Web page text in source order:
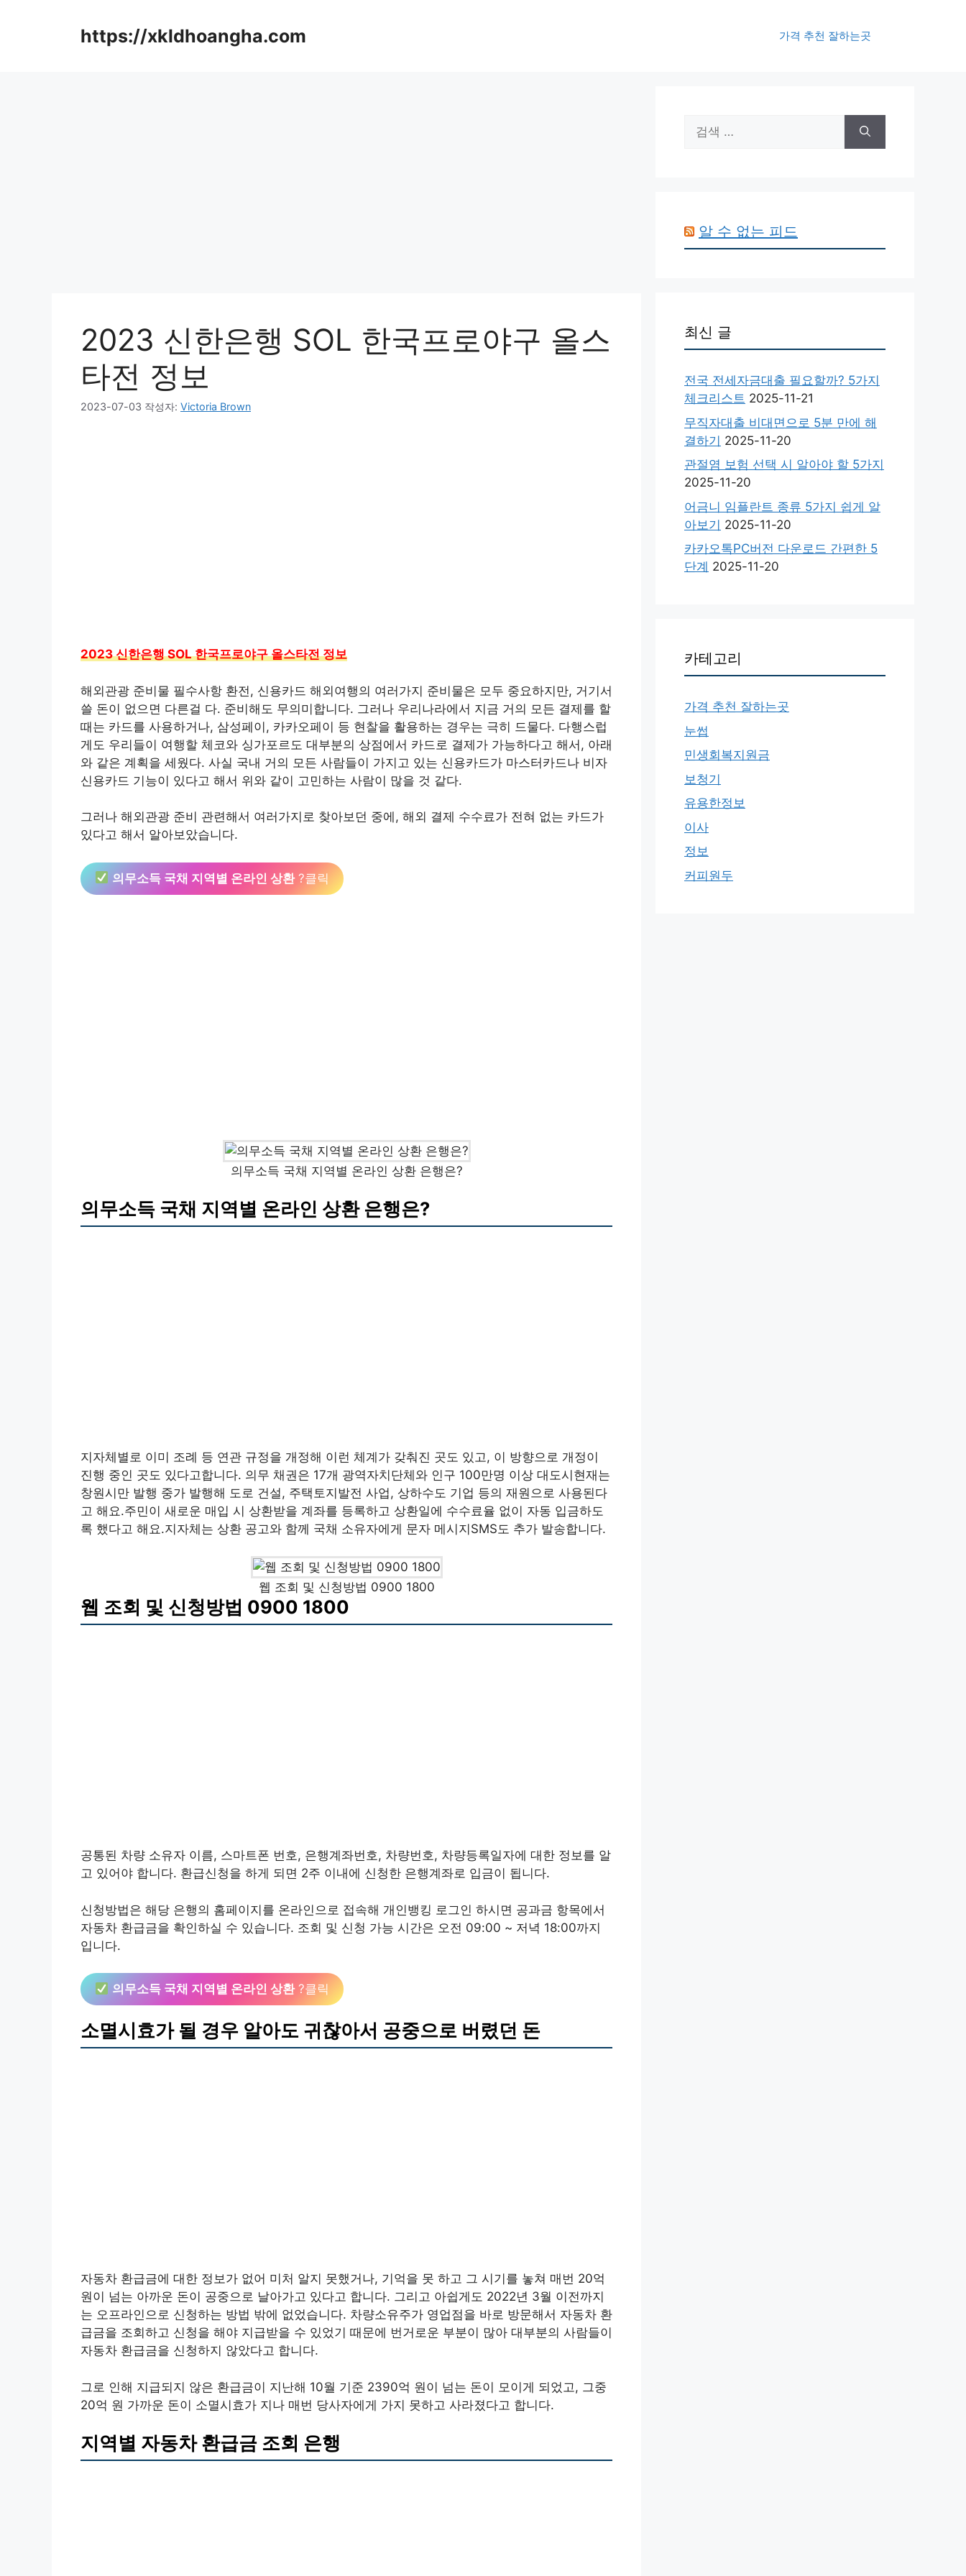
https://xkldhoangha.com 가격 추천 잘하는곳
2023 신한은행 SOL 한국프로야구 올스
타전 정보
2023-07-03 작성자: Victoria Brown
2023 신한은행 SOL 한국프로야구 올스타전 정보
해외관광 준비물 필수사항 환전, 신용카드 해외여행의 여러가지 준비물은 모두 중요하지만, 거기서
쓸 돈이 없으면 다른걸 다. 준비해도 무의미합니다. 그러나 우리나라에서 지금 거의 모든 결제를 할
때는 카드를 사용하거나, 삼성페이, 카카오페이 등 현찰을 활용하는 경우는 극히 드물다. 다행스럽
게도 우리들이 여행할 체코와 싱가포르도 대부분의 상점에서 카드로 결제가 가능하다고 해서, 아래
와 같은 계획을 세웠다. 사실 국내 거의 모든 사람들이 가지고 있는 신용카드가 마스터카드나 비자
신용카드 기능이 있다고 해서 위와 같이 고민하는 사람이 많을 것 같다.
그러나 해외관광 준비 관련해서 여러가지로 찾아보던 중에, 해외 결제 수수료가 전혀 없는 카드가
있다고 해서 알아보았습니다.
의무소득 국채 지역별 온라인 상환?클릭
의무소득 국채 지역별 온라인 상환 은행은?
의무소득 국채 지역별 온라인 상환 은행은?
지자체별로 이미 조례 등 연관 규정을 개정해 이런 체계가 갖춰진 곳도 있고, 이 방향으로 개정이
진행 중인 곳도 있다고합니다. 의무 채권은 17개 광역자치단체와 인구 100만명 이상 대도시현재는
창원시만 발행 중가 발행해 도로 건설, 주택토지발전 사업, 상하수도 기업 등의 재원으로 사용된다
고 해요.주민이 새로운 매입 시 상환받을 계좌를 등록하고 상환일에 수수료율 없이 자동 입금하도
록 했다고 해요.지자체는 상환 공고와 함께 국채 소유자에게 문자 메시지SMS도 추가 발송합니다.
웹 조회 및 신청방법 0900 1800
웹 조회 및 신청방법 0900 1800
공통된 차량 소유자 이름, 스마트폰 번호, 은행계좌번호, 차량번호, 차량등록일자에 대한 정보를 알
고 있어야 합니다. 환급신청을 하게 되면 2주 이내에 신청한 은행계좌로 입금이 됩니다.
신청방법은 해당 은행의 홈페이지를 온라인으로 접속해 개인뱅킹 로그인 하시면 공과금 항목에서
자동차 환급금을 확인하실 수 있습니다. 조회 및 신청 가능 시간은 오전 09:00 ~ 저녁 18:00까지
입니다.
의무소득 국채 지역별 온라인 상환?클릭
소멸시효가 될 경우 알아도 귀찮아서 공중으로 버렸던 돈
자동차 환급금에 대한 정보가 없어 미처 알지 못했거나, 기억을 못 하고 그 시기를 놓쳐 매번 20억
원이 넘는 아까운 돈이 공중으로 날아가고 있다고 합니다. 그리고 아쉽게도 2022년 3월 이전까지
는 오프라인으로 신청하는 방법 밖에 없었습니다. 차량소유주가 영업점을 바로 방문해서 자동차 환
급금을 조회하고 신청을 해야 지급받을 수 있었기 때문에 번거로운 부분이 많아 대부분의 사람들이
자동차 환급금을 신청하지 않았다고 합니다.
그로 인해 지급되지 않은 환급금이 지난해 10월 기준 2390억 원이 넘는 돈이 모이게 되었고, 그중
20억 원 가까운 돈이 소멸시효가 지나 매번 당사자에게 가지 못하고 사라졌다고 합니다.
지역별 자동차 환급금 조회 은행
색:
알 수 없는 피드
최신 글
전국 전세자금대출 필요할까? 5가지
체크리스트 2025-11-21
무직자대출 비대면으로 5분 만에 해
결하기 2025-11-20
관절염 보험 선택 시 알아야 할 5가지
2025-11-20
어금니 임플란트 종류 5가지 쉽게 알
아보기 2025-11-20
카카오톡PC버전 다운로드 간편한 5
단계 2025-11-20
카테고리
가격 추천 잘하는곳
눈썹
민생회복지원금
보청기
유용한정보
이사
정보
커피원두